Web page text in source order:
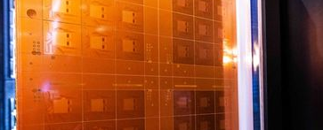
캔 시의 통제불능 3개 산불, 방화선 일부 구축
협 이란-오만 협상 기대속 뉴욕증시 혼조 마감 다
"지금 최고지도자와 소통하기가 매우 어려워" 취
르무즈 해협 통행 항로 합의" 이란 외무부 대변인